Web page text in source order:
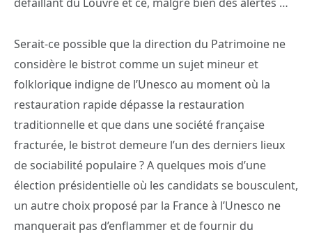
Serait-ce possible que la direction du Patrimoine ne
considère le bistrot comme un sujet mineur et
folklorique indigne de l’Unesco au moment où la
restauration rapide dépasse la restauration
traditionnelle et que dans une société française
fracturée, le bistrot demeure l’un des derniers lieux
de sociabilité populaire ? A quelques mois d’une
élection présidentielle où les candidats se bousculent,
un autre choix proposé par la France à l’Unesco ne
manquerait pas d’enflammer et de fournir du